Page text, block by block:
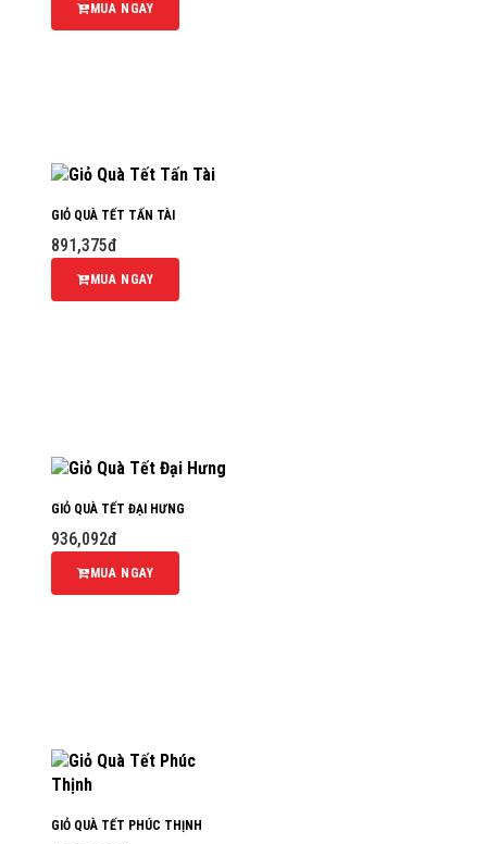
MUA NGAY
GIỎ QUÀ TẾT TẤN TÀI
891,375đ
MUA NGAY
GIỎ QUÀ TẾT ĐẠI HƯNG
936,092đ
MUA NGAY
GIỎ QUÀ TẾT PHÚC THỊNH